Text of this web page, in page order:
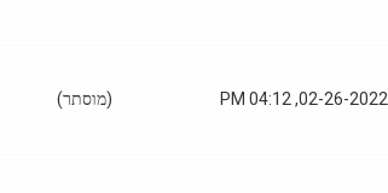
02-26-2022, 04:12 PM (מוסתר)